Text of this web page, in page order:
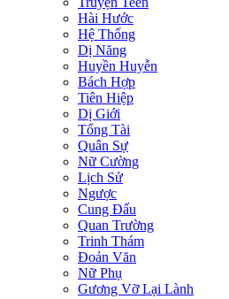
Hài Hước
Hệ Thống
Dị Năng
Huyền Huyễn
Bách Hợp
Tiên Hiệp
Dị Giới
Tổng Tài
Quân Sự
Nữ Cường
Lịch Sử
Ngược
Cung Đấu
Quan Trường
Trinh Thám
Đoản Văn
Nữ Phụ
Gương Vỡ Lại Lành